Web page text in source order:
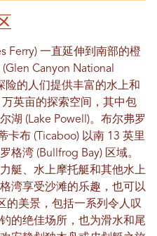
Ferry) 一直延伸到南部的橙
Canyon National
险的人们提供丰富的水上和
英亩的探索空间，其中包
(Lake Powell)。布尔弗罗
卡布 (Ticaboo) 以南 13 英里
格湾 (Bullfrog Bay) 区域。
艇、水上摩托艇和其他水上
湾享受沙滩的乐趣，也可以
的美景，包括一系列令人叹
的绝佳场所，也为滑水和尾